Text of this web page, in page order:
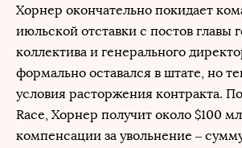
Хорнер окончательно покидает
июльской отставки с постов главы
коллектива и генерального
формально оставался в штате, но
условия расторжения контракта. По
Race, Хорнер получит около $100
компенсации за увольнение –